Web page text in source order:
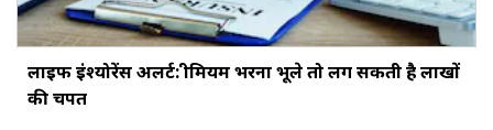
लाइफ इंश्योरेंस अलर्ट: प्रीमियम भरना भूले तो लग सकती है लाखों
की चपत